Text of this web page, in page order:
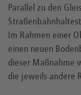
Parallel zu den
Im Rahmen einer
einen neuen
dieser Maßnahme
die jeweils andere